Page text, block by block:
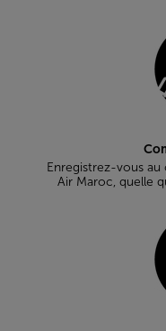
Enregistrez-vous au
Air Maroc, quelle